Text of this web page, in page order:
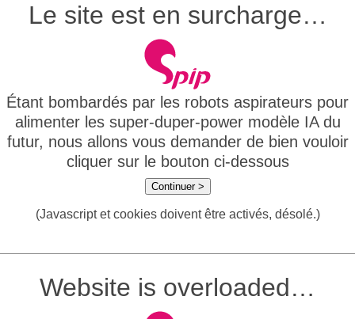
Le site est en surcharge…
Étant bombardés par les robots aspirateurs pour
alimenter les super-duper-power modèle IA du
futur, nous allons vous demander de bien vouloir
cliquer sur le bouton ci-dessous
Continuer >
(Javascript et cookies doivent être activés, désolé.)
Website is overloaded…